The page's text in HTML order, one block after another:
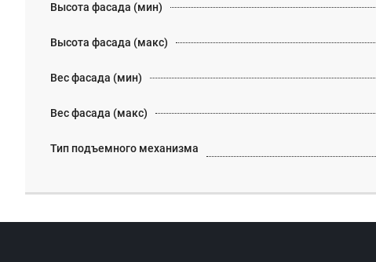
Высота фасада (мин)
Высота фасада (макс)
Вес фасада (мин)
Вес фасада (макс)
Тип подъемного механизма